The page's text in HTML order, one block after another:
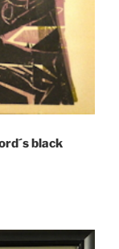
black